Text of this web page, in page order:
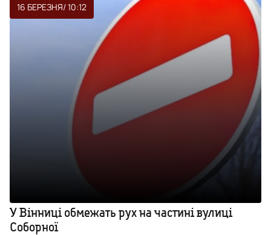
16 БЕРЕЗНЯ/ 10:12
У Вінниці обмежать рух на частині вулиці
Соборної